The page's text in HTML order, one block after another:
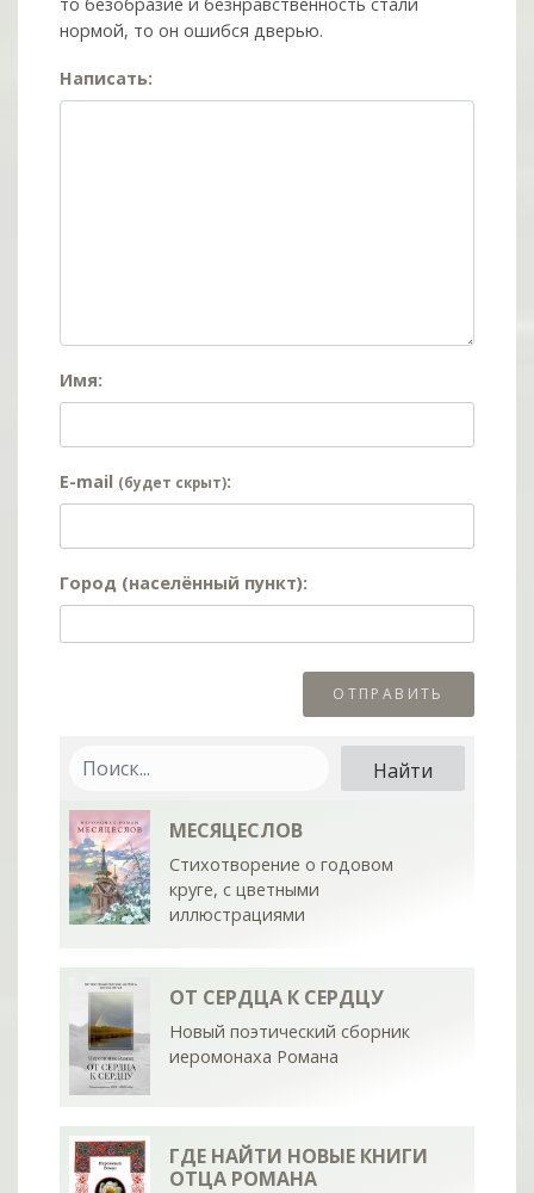
то безобразие и безнравственность стали
нормой, то он ошибся дверью.
Написать:
Имя:
E-mail (будет скрыт):
Город (населённый пункт):
МЕСЯЦЕСЛОВ
Стихотворение о годовом
круге, с цветными
иллюстрациями
ОТ СЕРДЦА К СЕРДЦУ
Новый поэтический сборник
иеромонаха Романа
ГДЕ НАЙТИ НОВЫЕ КНИГИ
ОТЦА РОМАНА